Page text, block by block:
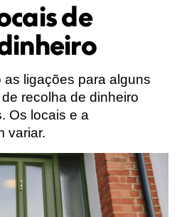
de
ligações para alguns
recolha de dinheiro
Os locais e a
variar.